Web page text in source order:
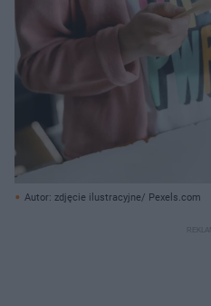
Autor: zdjęcie ilustracyjne/ Pexels.com